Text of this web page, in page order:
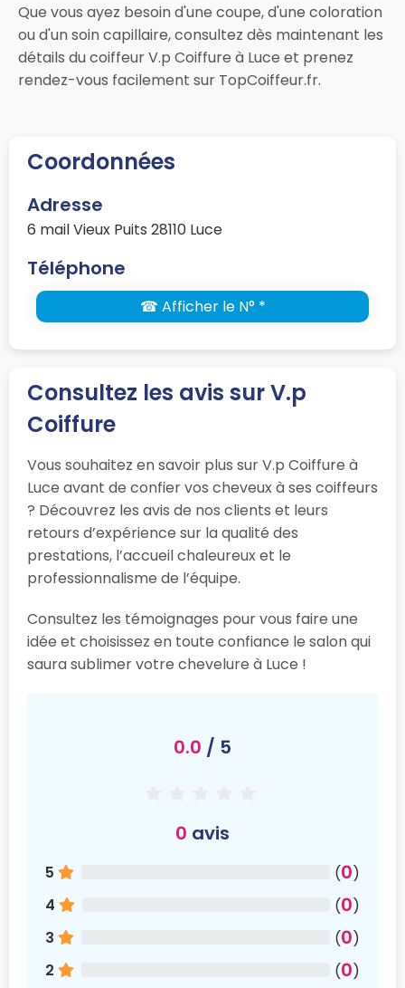
Que vous ayez besoin d'une coupe, d'une coloration
ou d'un soin capillaire, consultez dès maintenant les
détails du coiffeur V.p Coiffure à Luce et prenez
rendez-vous facilement sur TopCoiffeur.fr.
Coordonnées
Adresse
6 mail Vieux Puits 28110 Luce
Téléphone
☎ Afficher le N° *
Consultez les avis sur V.p
Coiffure
Vous souhaitez en savoir plus sur V.p Coiffure à
Luce avant de confier vos cheveux à ses coiffeurs
? Découvrez les avis de nos clients et leurs
retours d’expérience sur la qualité des
prestations, l’accueil chaleureux et le
professionnalisme de l’équipe.
Consultez les témoignages pour vous faire une
idée et choisissez en toute confiance le salon qui
saura sublimer votre chevelure à Luce !
0.0 / 5
0 avis
5 (0)
4
(0)
3
(0)
2
(0)